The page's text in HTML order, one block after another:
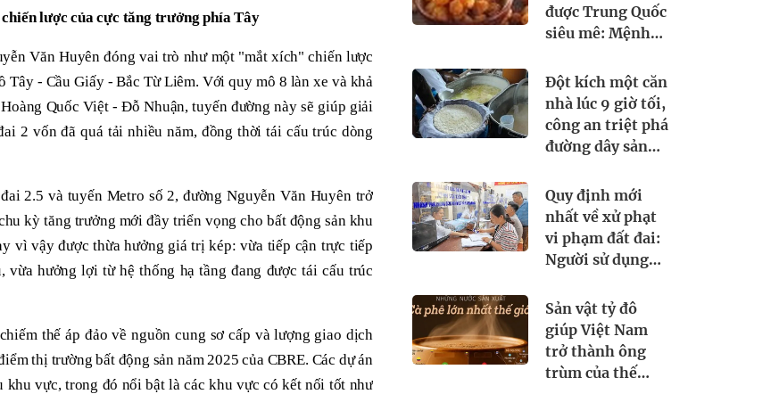
lược của cực tăng trưởng phía Tây
Văn Huyên đóng vai trò như một "mắt xích" chiến lược
Tây - Cầu Giấy - Bắc Từ Liêm. Với quy mô 8 làn xe và khả
Quốc Việt - Đỗ Nhuận, tuyến đường này sẽ giúp giải
2 vốn đã quá tải nhiều năm, đồng thời tái cấu trúc dòng
2.5 và tuyến Metro số 2, đường Nguyễn Văn Huyên trở
kỳ tăng trưởng mới đầy triển vọng cho bất động sản khu
vì vậy được thừa hưởng giá trị kép: vừa tiếp cận trực tiếp
vừa hưởng lợi từ hệ thống hạ tầng đang được tái cấu trúc
thế áp đảo về nguồn cung sơ cấp và lượng giao dịch
thị trường bất động sản năm 2025 của CBRE. Các dự án
khu vực, trong đó nổi bật là các khu vực có kết nối tốt như
được Trung Quốc
siêu mê: Mệnh
giả chi quả', lên
cả máy bay đi
quốc tế
Đột kích một căn
nhà lúc 9 giờ tối,
công an triệt phá
đường dây sản
hóa chất, tịch
thu 5.300 lít và
loạt máy pha
trộn công
Quy định mới
nhất về xử phạt
vi phạm đất đai:
Người sử dụng
thủ tục này có
thể bị xử phạt
mức cao nhất
đến 3 triệu đồng
Sản vật tỷ đô
giúp Việt Nam
trở thành ông
trùm của thế